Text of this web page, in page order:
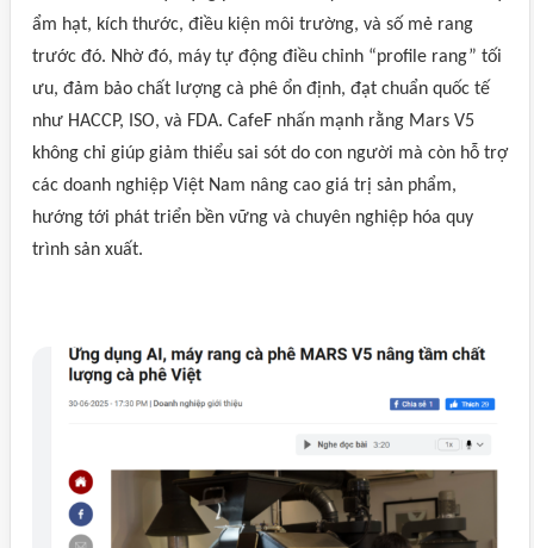
ẩm hạt, kích thước, điều kiện môi trường, và số mẻ rang
trước đó. Nhờ đó, máy tự động điều chỉnh “profile rang” tối
ưu, đảm bảo chất lượng cà phê ổn định, đạt chuẩn quốc tế
như HACCP, ISO, và FDA. CafeF nhấn mạnh rằng Mars V5
không chỉ giúp giảm thiểu sai sót do con người mà còn hỗ trợ
các doanh nghiệp Việt Nam nâng cao giá trị sản phẩm,
hướng tới phát triển bền vững và chuyên nghiệp hóa quy
trình sản xuất.